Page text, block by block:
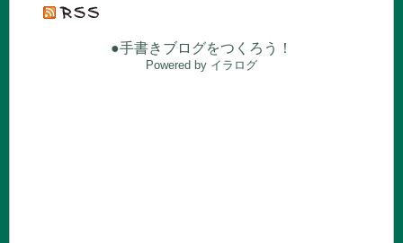
●手書きブログをつくろう！
Powered by イラログ